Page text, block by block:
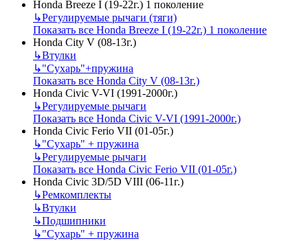
Honda Breeze I (19-22г.) 1 поколение
↳Регулируемые рычаги (тяги)
Показать все Honda Breeze I (19-22г.) 1 поколение
Honda City V (08-13г.)
↳Втулки
↳"Сухарь"+пружина
Показать все Honda City V (08-13г.)
Honda Civic V-VI (1991-2000г.)
↳Регулируемые рычаги
Показать все Honda Civic V-VI (1991-2000г.)
Honda Civic Ferio VII (01-05г.)
↳"Сухарь" + пружина
↳Регулируемые рычаги
Показать все Honda Civic Ferio VII (01-05г.)
Honda Civic 3D/5D VIII (06-11г.)
↳Ремкомплекты
↳Втулки
↳Подшипники
↳"Сухарь" + пружина